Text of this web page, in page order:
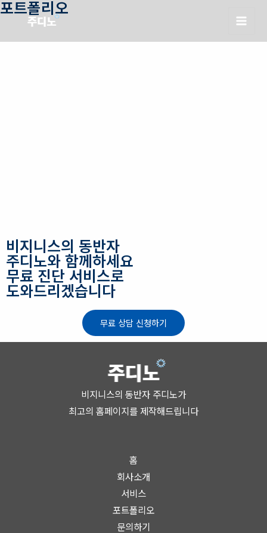
포트폴리오
비지니스의 동반자
주디노와 함께하세요
무료 진단 서비스로
도와드리겠습니다
무료 상담 신청하기
비지니스의 동반자 주디노가
최고의 홈페이지를 제작해드립니다
홈
회사소개
서비스
포트폴리오
문의하기